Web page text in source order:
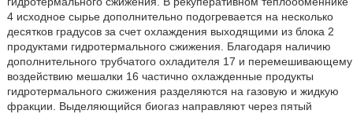
4 исходное сырье дополнительно подогревается на несколько
десятков градусов за счет охлаждения выходящими из блока 2
продуктами гидротермального сжижения. Благодаря наличию
дополнительного трубчатого охладителя 17 и перемешивающему
воздействию мешалки 16 частично охлажденные продукты
гидротермального сжижения разделяются на газовую и жидкую
фракции. Выделяющийся биогаз направляют через пятый